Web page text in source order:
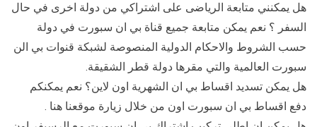
هل يمكنني متابعة الرياضى على اشتراكي من دولة اخرى في حال
السفر ؟ نعم يمكن متابعة جميع قناة بي ان سبورت في دولة
حسب الشروط والاحكام الدولية المنصوصة لشبكة قنوات بي الن
سبورت العالمية والتي مقرها دولة قطر الشقيقة.
هل يمكن تسديد اقساط بي ان الشهرية اون لاين؟ نعم يمكنكم
دفع اقساط بي ان سبورت اون من خلال زيارة موقعنا هنا .